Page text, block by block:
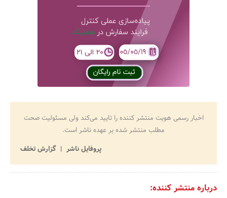
اخبار رسمی هویت منتشر کننده را تایید می‌کند ولی مسئولیت صحت
مطلب منتشر شده بر عهده ناشر است.
پروفایل ناشر
گزارش تخلف
درباره منتشر کننده: